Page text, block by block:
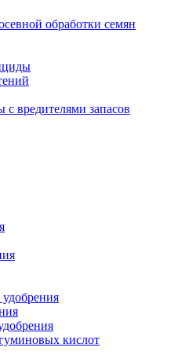
обработки семян
вредителями запасов
кислот